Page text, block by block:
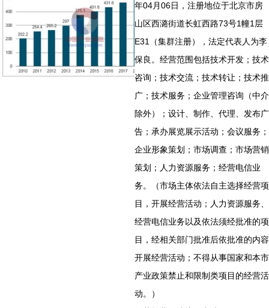
年04月06日，注册地位于北京市房
山区西潞街道长虹西路73号1幢1层
E31（集群注册），法定代表人为李
保良。经营范围包括技术开发；技术
咨询；技术交流；技术转让；技术推
广；技术服务；企业管理咨询（中介
除外）；设计、制作、代理、发布广
告；承办展览展示活动；会议服务；
企业形象策划；市场调查；市场营销
策划；人力资源服务；经营电信业
务。（市场主体依法自主选择经营项
目，开展经营活动；人力资源服务、
经营电信业务以及依法须经批准的项
目，经相关部门批准后依批准的内容
开展经营活动；不得从事国家和本市
产业政策禁止和限制类项目的经营活
动。）